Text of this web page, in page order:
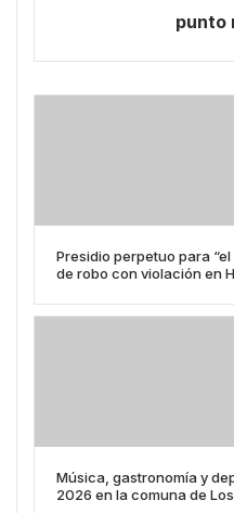
punto
Presidio perpetuo para
de robo con violación en
Música, gastronomía y
2026 en la comuna de